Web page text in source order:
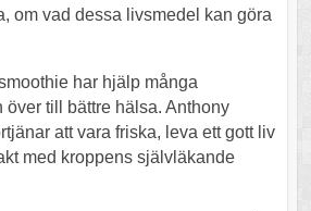
om vad dessa livsmedel kan göra
har hjälp många
över till bättre hälsa. Anthony
att vara friska, leva ett gott liv
med kroppens självläkande